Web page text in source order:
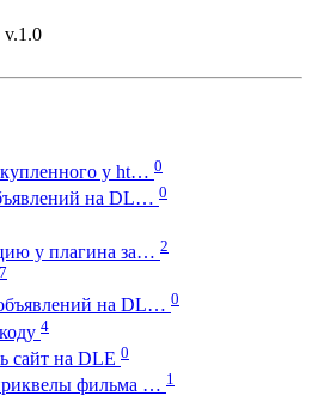
у ht… 0
на DL… 0
у плагина за… 2
7
на DL… 0
4
сайт на DLE 0
фильма … 1